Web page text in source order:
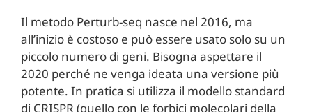
Il metodo Perturb-seq nasce nel 2016, ma
all’inizio è costoso e può essere usato solo su un
piccolo numero di geni. Bisogna aspettare il
2020 perché ne venga ideata una versione più
potente. In pratica si utilizza il modello standard
di CRISPR (quello con le forbici molecolari della